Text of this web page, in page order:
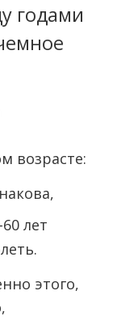
годами
возрасте:
лет
этого,